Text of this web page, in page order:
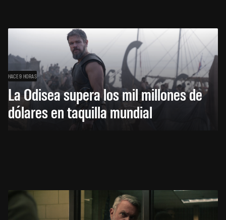
HACE 9 HORAS
La Odisea supera los mil millones de
dólares en taquilla mundial